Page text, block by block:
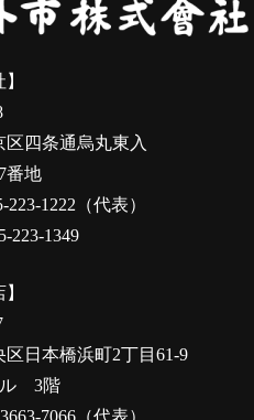
区四条通烏丸東入
番地
223-1222（代表）
223-1349
区日本橋浜町2丁目61-9
ル 3階